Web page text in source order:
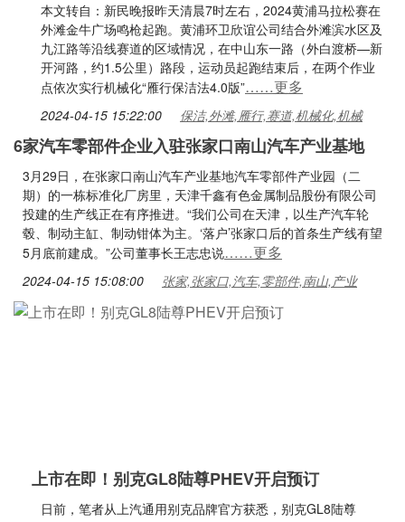
本文转自：新民晚报昨天清晨7时左右，2024黄浦马拉松赛在
外滩金牛广场鸣枪起跑。黄浦环卫欣谊公司结合外滩滨水区及
九江路等沿线赛道的区域情况，在中山东一路（外白渡桥—新
开河路，约1.5公里）路段，运动员起跑结束后，在两个作业
点依次实行机械化“雁行保洁法4.0版”……更多
2024-04-15 15:22:00 保洁,外滩,雁行,赛道,机械化,机械
6家汽车零部件企业入驻张家口南山汽车产业基地
3月29日，在张家口南山汽车产业基地汽车零部件产业园（二
期）的一栋标准化厂房里，天津千鑫有色金属制品股份有限公司
投建的生产线正在有序推进。“我们公司在天津，以生产汽车轮
毂、制动主缸、制动钳体为主。‘落户’张家口后的首条生产线有望
5月底前建成。”公司董事长王志忠说……更多
2024-04-15 15:08:00 张家,张家口,汽车,零部件,南山,产业
上市在即！别克GL8陆尊PHEV开启预订
日前，笔者从上汽通用别克品牌官方获悉，别克GL8陆尊